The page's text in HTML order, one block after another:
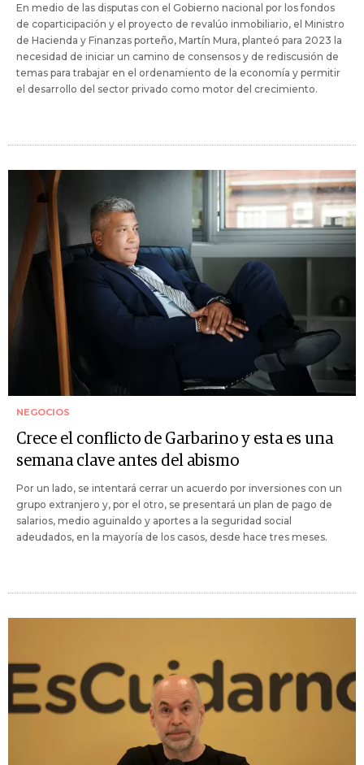
En medio de las disputas con el Gobierno nacional por los fondos
de coparticipación y el proyecto de revalúo inmobiliario, el Ministro
de Hacienda y Finanzas porteño, Martín Mura, planteó para 2023 la
necesidad de iniciar un camino de consensos y de rediscusión de
temas para trabajar en el ordenamiento de la economía y permitir
el desarrollo del sector privado como motor del crecimiento.
NEGOCIOS
Crece el conflicto de Garbarino y esta es una
semana clave antes del abismo
Por un lado, se intentará cerrar un acuerdo por inversiones con un
grupo extranjero y, por el otro, se presentará un plan de pago de
salarios, medio aguinaldo y aportes a la seguridad social
adeudados, en la mayoría de los casos, desde hace tres meses.